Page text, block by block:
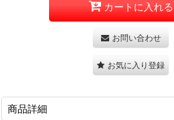
カートに入れる
お問い合わせ
お気に入り登録
商品詳細